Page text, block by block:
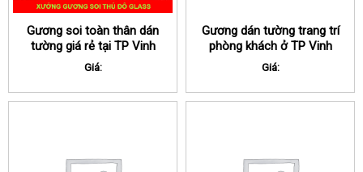
Gương soi toàn thân dán
tường giá rẻ tại TP Vinh
Nghệ An
Giá:
Gương dán tường trang trí
phòng khách ở TP Vinh
Nghệ An
Giá: